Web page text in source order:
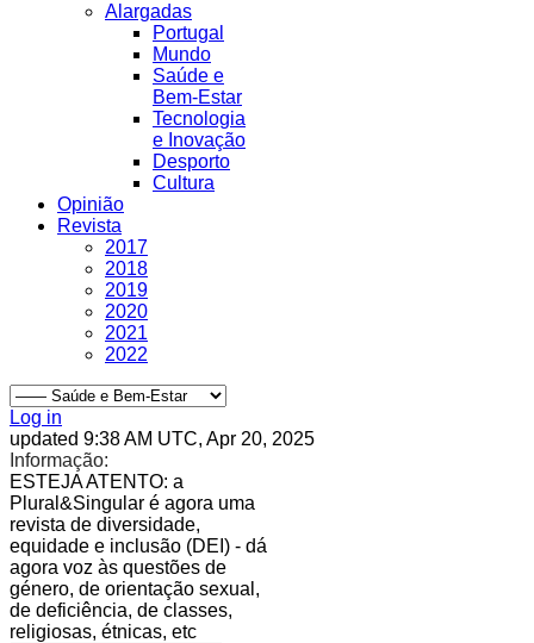
Alargadas
Portugal
Mundo
Saúde e
Bem-Estar
Tecnologia
e Inovação
Desporto
Cultura
Opinião
Revista
2017
2018
2019
2020
2021
2022
Log in
updated 9:38 AM UTC, Apr 20, 2025
Informação:
ESTEJA ATENTO: a
Plural&Singular é agora uma
revista de diversidade,
equidade e inclusão (DEI) - dá
agora voz às questões de
género, de orientação sexual,
de deficiência, de classes,
religiosas, étnicas, etc